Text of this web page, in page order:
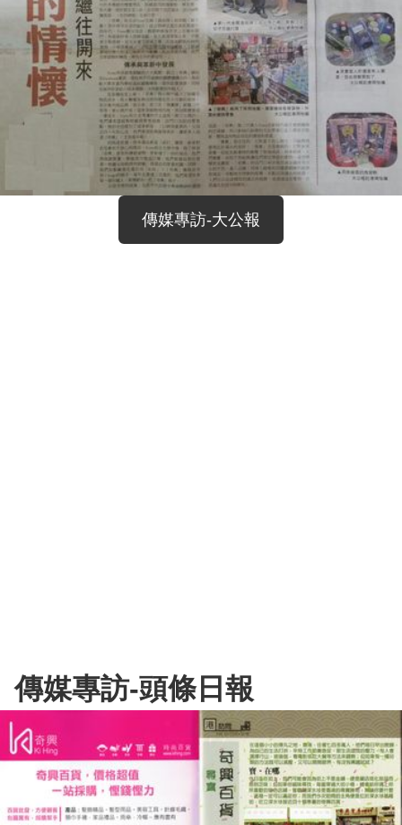
傳媒專訪-大公報
傳媒專訪-頭條日報